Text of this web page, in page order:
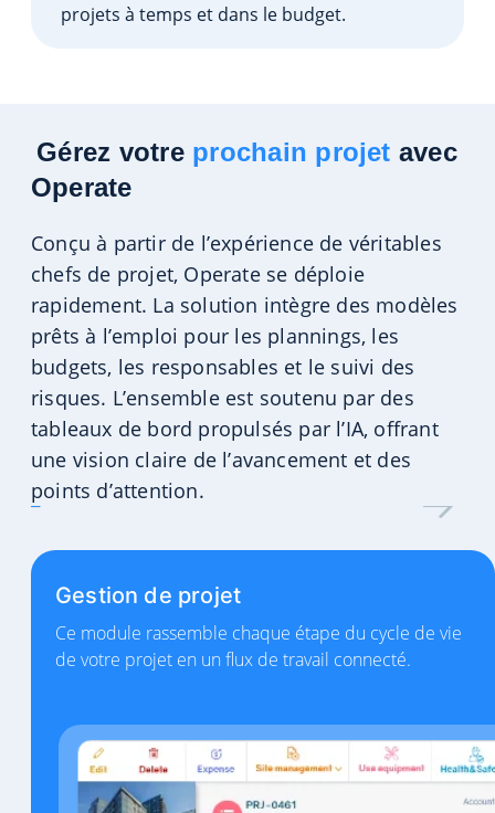
projets à temps et dans le budget.
Gérez votre prochain projet avec
Operate
Conçu à partir de l’expérience de véritables
chefs de projet, Operate se déploie
rapidement. La solution intègre des modèles
prêts à l’emploi pour les plannings, les
budgets, les responsables et le suivi des
risques. L’ensemble est soutenu par des
tableaux de bord propulsés par l’IA, offrant
une vision claire de l’avancement et des
points d’attention.
Gestion de projet
Ce module rassemble chaque étape du cycle de vie
de votre projet en un flux de travail connecté.